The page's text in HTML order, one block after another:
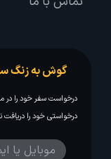
گوش به زنگ
درخواست سفر خود را در
درخواستی خود را دریافت